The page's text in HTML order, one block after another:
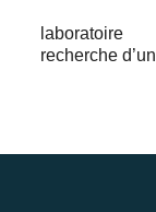
recherche